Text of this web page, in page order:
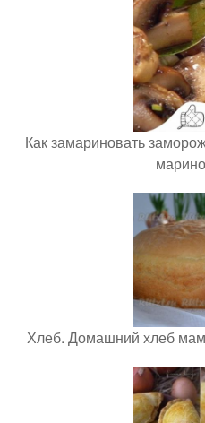
Как замариновать
Хлеб. Домашний хлеб